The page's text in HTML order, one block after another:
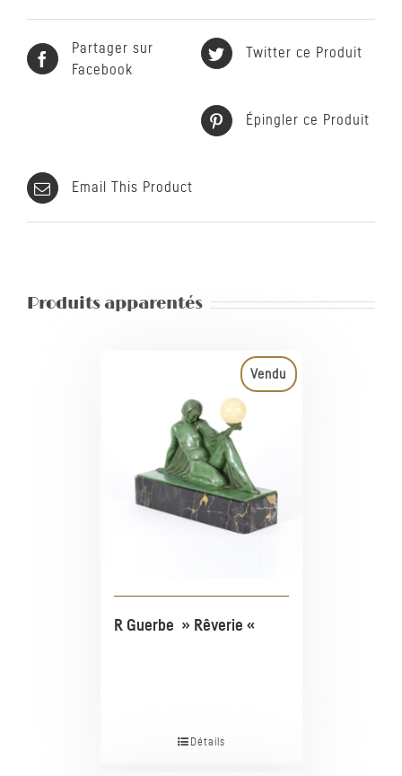
Partager sur
Facebook
Twitter ce Produit
Épingler ce Produit
Email This Product
Produits apparentés
Vendu
R Guerbe » Rêverie «
Détails